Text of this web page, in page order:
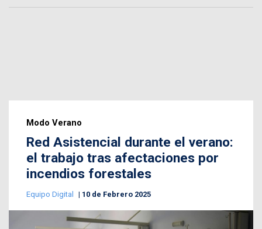
Modo Verano
Red Asistencial durante el verano:
el trabajo tras afectaciones por
incendios forestales
Equipo Digital 10 de Febrero 2025